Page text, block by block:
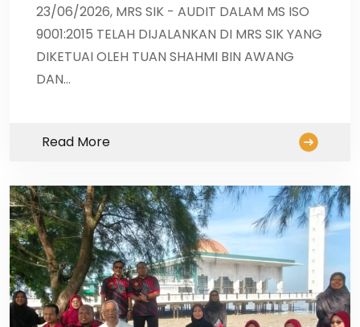
23/06/2026, MRS SIK - AUDIT DALAM MS ISO
9001:2015 TELAH DIJALANKAN DI MRS SIK YANG
DIKETUAI OLEH TUAN SHAHMI BIN AWANG
DAN…
Read More